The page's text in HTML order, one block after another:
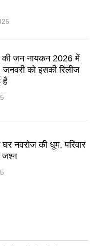
की जन नायकन 2026 में
जनवरी को इसकी रिलीज
है
घर नवरोज की धूम, परिवार
जश्न